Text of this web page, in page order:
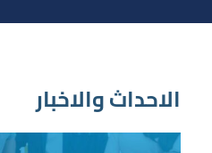
الاحداث والاخبار